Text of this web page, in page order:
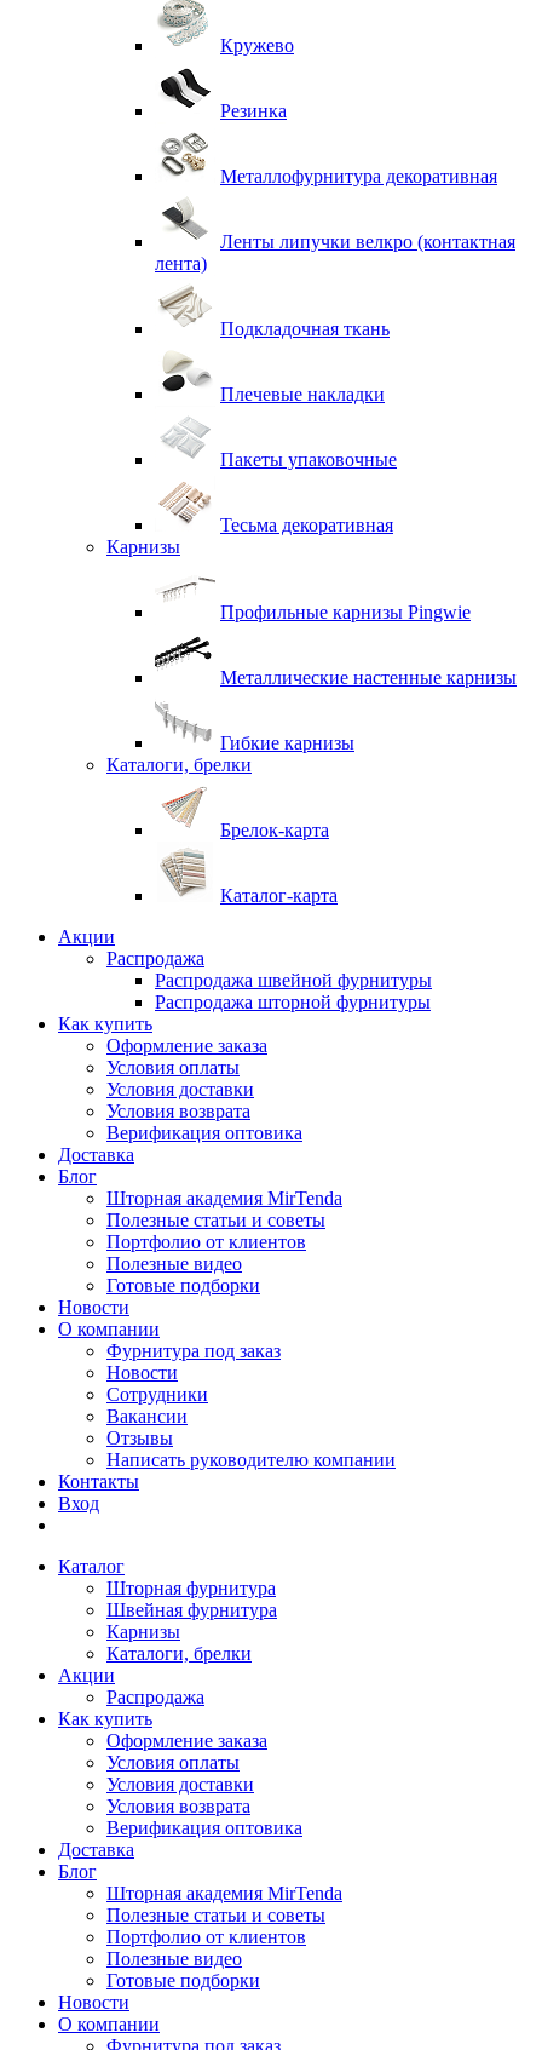
Кружево
Резинка
Металлофурнитура декоративная
Ленты липучки велкро (контактная
лента)
Подкладочная ткань
Плечевые накладки
Пакеты упаковочные
Тесьма декоративная
Карнизы
Профильные карнизы Pingwie
Металлические настенные карнизы
Гибкие карнизы
Каталоги, брелки
Брелок-карта
Каталог-карта
Акции
Распродажа
Распродажа швейной фурнитуры
Распродажа шторной фурнитуры
Как купить
Оформление заказа
Условия оплаты
Условия доставки
Условия возврата
Верификация оптовика
Доставка
Блог
Шторная академия MirTenda
Полезные статьи и советы
Портфолио от клиентов
Полезные видео
Готовые подборки
Новости
О компании
Фурнитура под заказ
Новости
Сотрудники
Вакансии
Отзывы
Написать руководителю компании
Контакты
Вход
Каталог
Шторная фурнитура
Швейная фурнитура
Карнизы
Каталоги, брелки
Акции
Распродажа
Как купить
Оформление заказа
Условия оплаты
Условия доставки
Условия возврата
Верификация оптовика
Доставка
Блог
Шторная академия MirTenda
Полезные статьи и советы
Портфолио от клиентов
Полезные видео
Готовые подборки
Новости
О компании
Фурнитура под заказ